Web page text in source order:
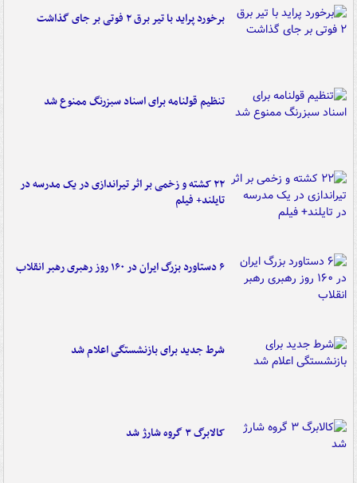
برخورد پراید با تیر برق ۲ فوتی بر جای گذاشت
تنظیم قولنامه برای اسناد سبزرنگ ممنوع شد
۲۲ کشته و زخمی بر اثر تیراندازی در یک مدرسه در
تایلند+ فیلم
۶ دستاورد بزرگ ایران در ۱۶۰ روز رهبری رهبر انقلاب
شرط جدید برای بازنشستگی اعلام شد
کالابرگ ۳ گروه شارژ شد